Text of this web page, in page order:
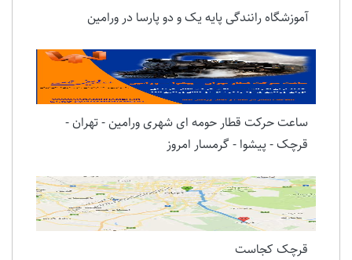
آموزشگاه رانندگی پایه یک و دو پارسا در ورامین
ساعت حرکت قطار حومه ای شهری ورامین - تهران -
قرچک - پیشوا - گرمسار امروز
قرچک کجاست